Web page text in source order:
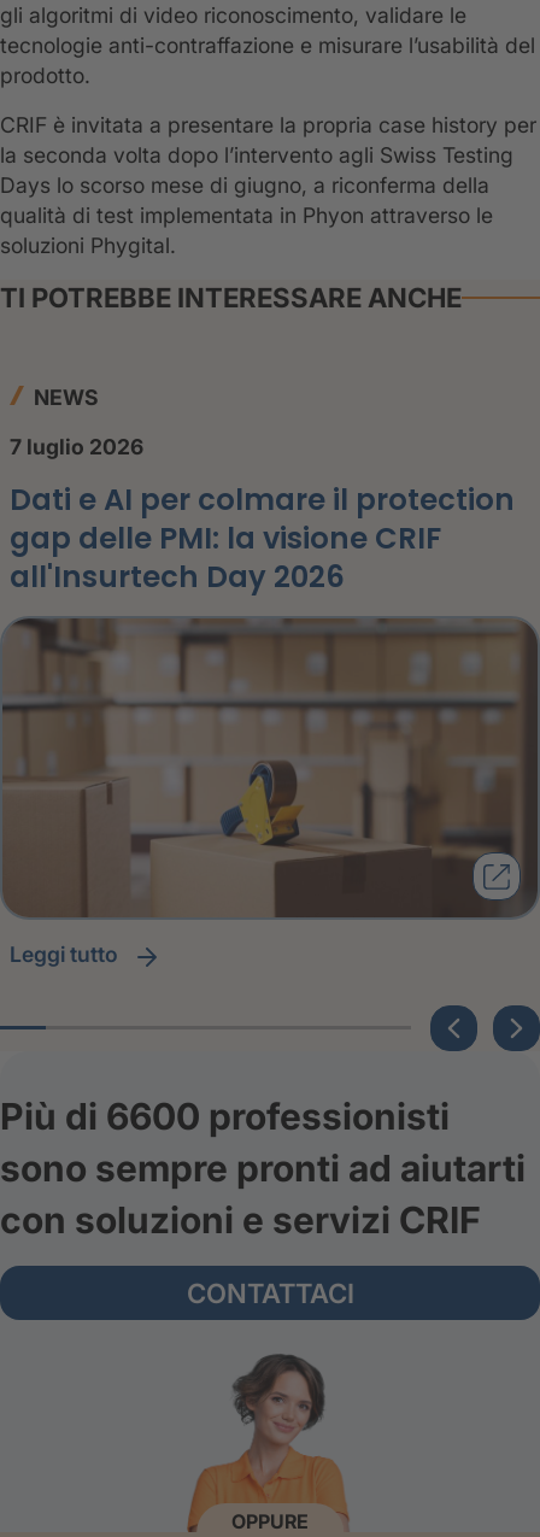
gli algoritmi di video riconoscimento, validare le
tecnologie anti-contraffazione e misurare l’usabilità del
prodotto.
CRIF è invitata a presentare la propria case history per
la seconda volta dopo l’intervento agli Swiss Testing
Days lo scorso mese di giugno, a riconferma della
qualità di test implementata in Phyon attraverso le
soluzioni Phygital.
TI POTREBBE INTERESSARE ANCHE
NEWS
7 luglio 2026
Dati e AI per colmare il protection
gap delle PMI: la visione CRIF
all'Insurtech Day 2026
leggi tutto
Più di 6600 professionisti
sono sempre pronti ad aiutarti
con soluzioni e servizi CRIF
CONTATTACI
OPPURE